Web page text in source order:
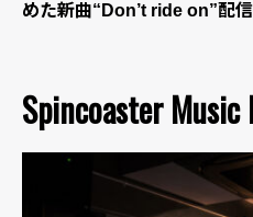
めた新曲“Don’t ride on”配信
Spincoaster Music